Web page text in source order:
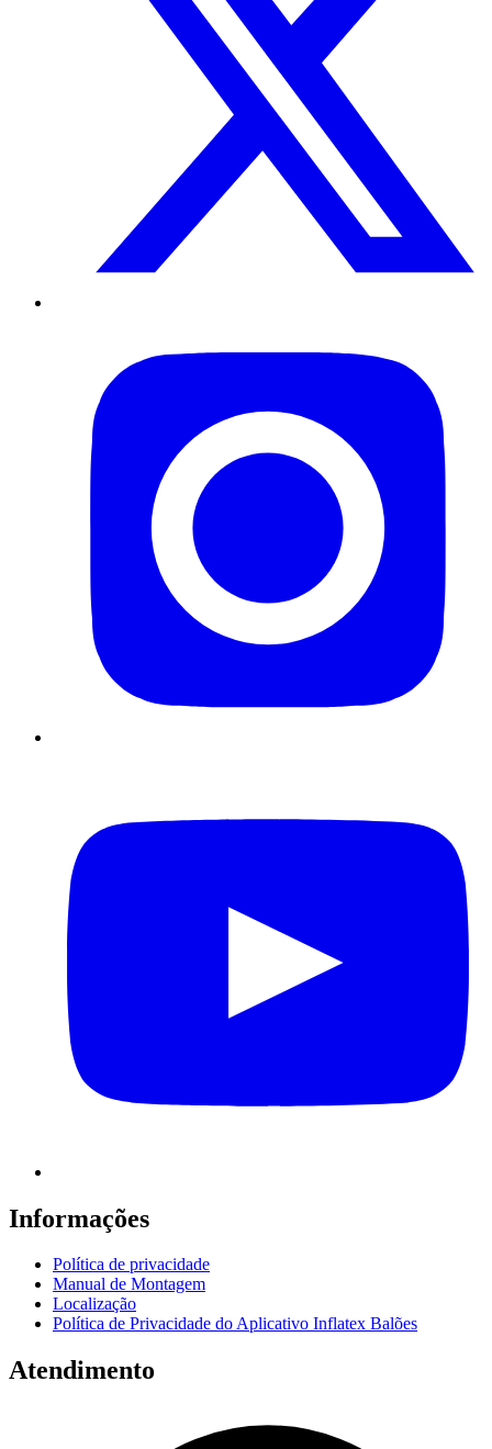
Informações
Política de privacidade
Manual de Montagem
Localização
Política de Privacidade do Aplicativo Inflatex Balões
Atendimento